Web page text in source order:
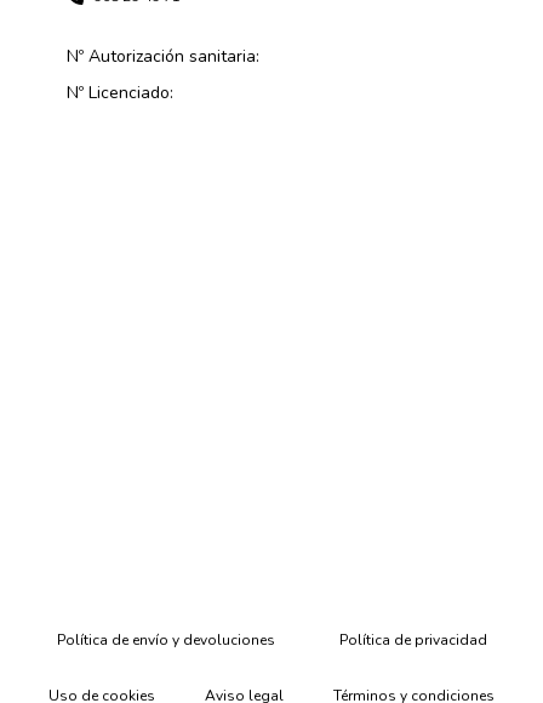
Nº Autorización sanitaria:
Nº Licenciado:
Política de envío y devoluciones Política de privacidad
Uso de cookies Aviso legal Términos y condiciones